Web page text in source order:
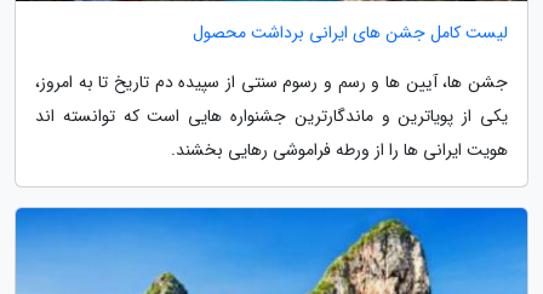
لیست کامل جشن های ایرانی برداشت محصول
جشن ها، آیین ها و رسم و رسوم سنتی از سپیده دم تاریخ تا به امروز،
یکی از پویاترین و ماندگارترین جشنواره هایی است که توانسته اند
هویت ایرانی ها را از ورطه فراموشی رهایی بخشند.